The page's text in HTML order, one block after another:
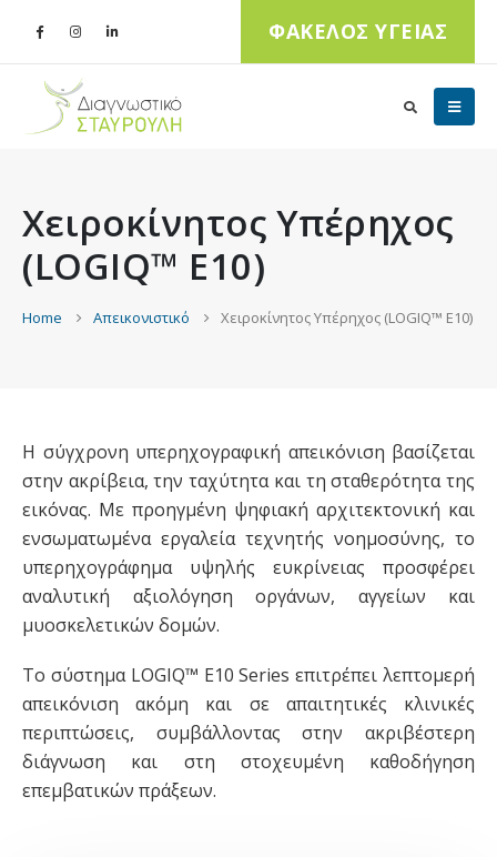
ΦΑΚΕΛΟΣ ΥΓΕΙΑΣ
Χειροκίνητος Υπέρηχος
(LOGIQ™ E10)
Home Απεικονιστικό Χειροκίνητος Υπέρηχος (LOGIQ™ E10)
Η σύγχρονη υπερηχογραφική απεικόνιση βασίζεται
στην ακρίβεια, την ταχύτητα και τη σταθερότητα της
εικόνας. Με προηγμένη ψηφιακή αρχιτεκτονική και
ενσωματωμένα εργαλεία τεχνητής νοημοσύνης, το
υπερηχογράφημα υψηλής ευκρίνειας προσφέρει
αναλυτική αξιολόγηση οργάνων, αγγείων και
μυοσκελετικών δομών.
Το σύστημα LOGIQ™ E10 Series επιτρέπει λεπτομερή
απεικόνιση ακόμη και σε απαιτητικές κλινικές
περιπτώσεις, συμβάλλοντας στην ακριβέστερη
διάγνωση και στη στοχευμένη καθοδήγηση
επεμβατικών πράξεων.